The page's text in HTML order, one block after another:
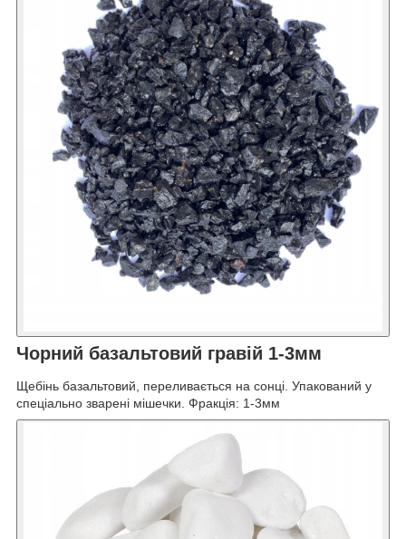
Чорний базальтовий гравій 1-3мм
Щебінь базальтовий, переливається на сонці. Упакований у
спеціально зварені мішечки. Фракція: 1-3мм